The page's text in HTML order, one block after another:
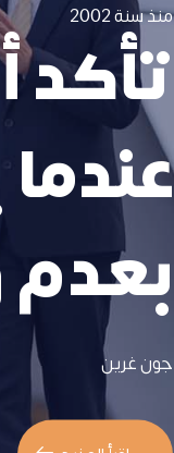
منذ سنة 2002
جون غرين